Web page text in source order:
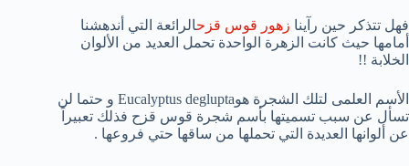
فهل تتذكر حين رآينا زهور قوس قزحالرائعة التي أندهشنا
أمامها حيث كانت الزهرة الواحدة تحمل العديد من الألوان
الخلابة !!
الأسم العلمى لتلك الشجرة هوEucalyptus deglupta و حتما لن
تسأل عن سبب تسميتها بأسم شجرة قوس قزح فذلك تعبيراً
عن ألوانها العديدة التي تحملها من ساقها حتي فروعها .